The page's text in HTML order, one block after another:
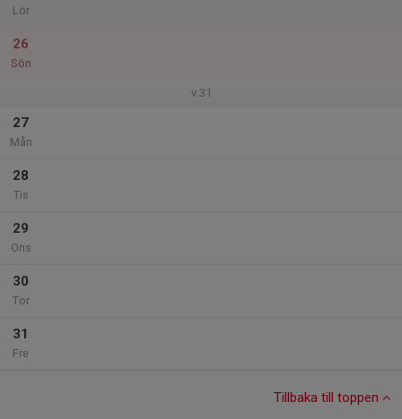
Lör
26
Sön
v.31
27
Mån
28
Tis
29
Ons
30
Tor
31
Fre
Tillbaka till toppen